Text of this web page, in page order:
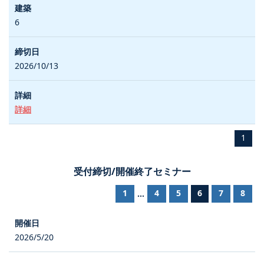
6
2026/10/13
詳細
1
受付締切/開催終了セミナー
1 ... 4 5 6 7 8
2026/5/20